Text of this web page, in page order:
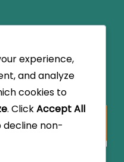
experience,
and analyze
cookies to
. ClickAccept All
decline non-